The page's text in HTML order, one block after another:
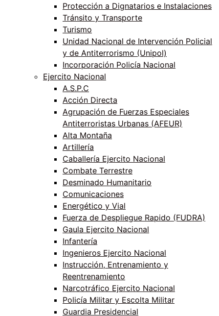
Protección a Dignatarios e Instalaciones
Tránsito y Transporte
Turismo
Unidad Nacional de Intervención Policial
y de Antiterrorismo (Unipol)
Incorporación Policía Nacional
Ejercito Nacional
A.S.P.C
Acción Directa
Agrupación de Fuerzas Especiales
Antiterroristas Urbanas (AFEUR)
Alta Montaña
Artillería
Caballería Ejercito Nacional
Combate Terrestre
Desminado Humanitario
Comunicaciones
Energético y Vial
Fuerza de Despliegue Rapido (FUDRA)
Gaula Ejercito Nacional
Infantería
Ingenieros Ejercito Nacional
Instrucción, Entrenamiento y
Reentrenamiento
Narcotráfico Ejercito Nacional
Policía Militar y Escolta Militar
Guardia Presidencial